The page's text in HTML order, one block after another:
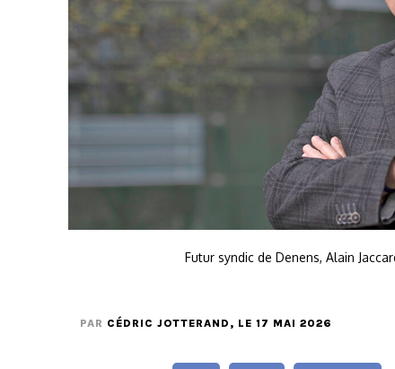
Futur syndic de Denens, Alain
PAR CÉDRIC JOTTERAND , LE 17 MAI 2026